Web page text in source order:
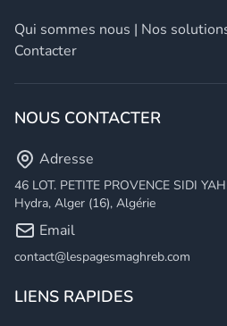
Qui sommes nous | Nos
Contacter
NOUS CONTACTER
Adresse
46 LOT. PETITE PROVENCE SIDI
Hydra, Alger (16), Algérie
Email
contact@lespagesmaghreb.com
LIENS RAPIDES